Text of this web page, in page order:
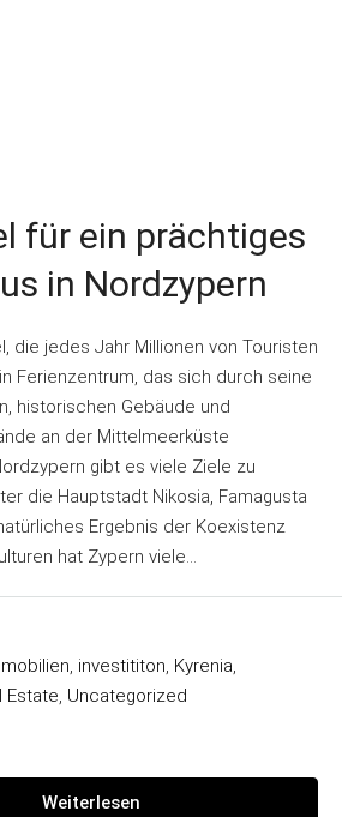
für ein prächtiges
in Nordzypern
die jedes Jahr Millionen von Touristen
Ferienzentrum, das sich durch seine
historischen Gebäude und
an der Mittelmeerküste
gibt es viele Ziele zu
die Hauptstadt Nikosia, Famagusta
Ergebnis der Koexistenz
hat Zypern viele...
, investititon, Kyrenia,
Estate, Uncategorized
Weiterlesen